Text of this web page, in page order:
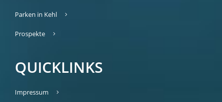
Parken in Kehl
Prospekte
QUICKLINKS
Impressum